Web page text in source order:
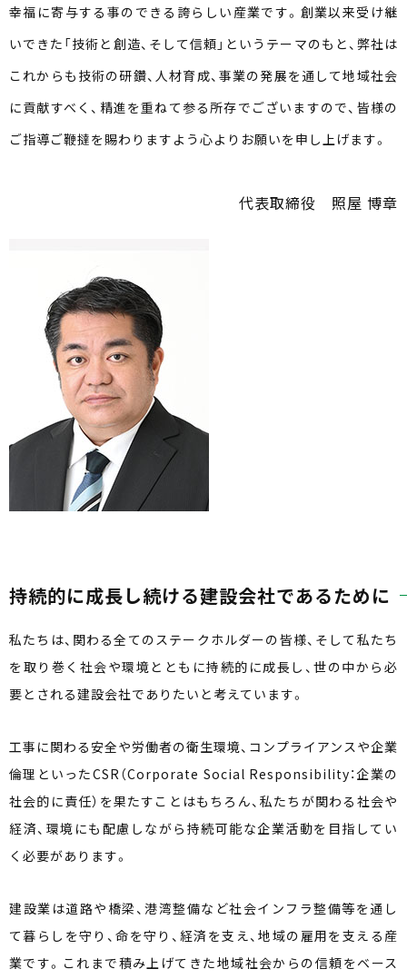
幸福に寄与する事のできる誇らしい産業です。創業以来受け継
いできた「技術と創造、そして信頼」というテーマのもと、弊社は
これからも技術の研鑽、人材育成、事業の発展を通して地域社会
に貢献すべく、精進を重ねて参る所存でございますので、皆様の
ご指導ご鞭撻を賜わりますよう心よりお願いを申し上げます。
代表取締役 照屋 博章
持続的に成長し続ける建設会社であるために
私たちは、関わる全てのステークホルダーの皆様、そして私たち
を取り巻く社会や環境とともに持続的に成長し、世の中から必
要とされる建設会社でありたいと考えています。
工事に関わる安全や労働者の衛生環境、コンプライアンスや企業
倫理といったCSR（Corporate Social Responsibility：企業の
社会的に責任）を果たすことはもちろん、私たちが関わる社会や
経済、環境にも配慮しながら持続可能な企業活動を目指してい
く必要があります。
建設業は道路や橋梁、港湾整備など社会インフラ整備等を通し
て暮らしを守り、命を守り、経済を支え、地域の雇用を支える産
業です。これまで積み上げてきた地域社会からの信頼をベース